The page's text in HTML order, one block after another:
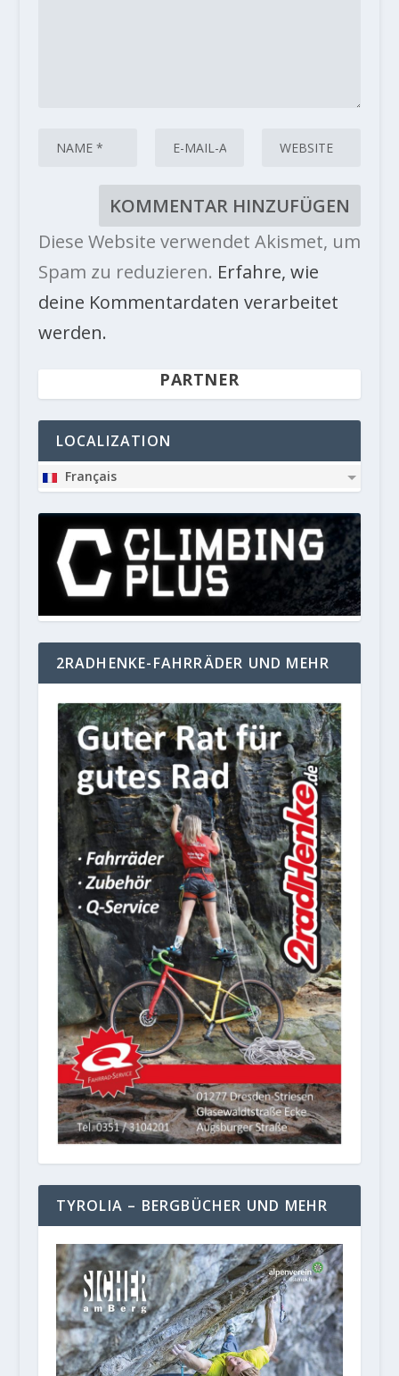
Diese Website verwendet Akismet, um
Spam zu reduzieren. Erfahre, wie
deine Kommentardaten verarbeitet
werden.
PARTNER
LOCALIZATION
Français
2RADHENKE-FAHRRÄDER UND MEHR
TYROLIA – BERGBÜCHER UND MEHR